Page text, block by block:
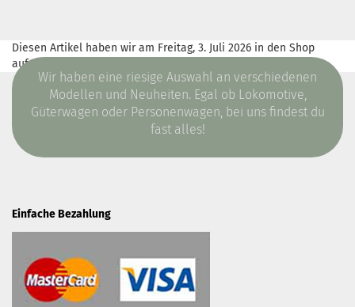
Diesen Artikel haben wir am Freitag, 3. Juli 2026 in den Shop
aufgenommen.
Wir haben eine riesige Auswahl an verschiedenen
Modellen und Neuheiten. Egal ob Lokomotive,
Güterwagen oder Personenwagen, bei uns findest du
fast alles!
Einfache Bezahlung